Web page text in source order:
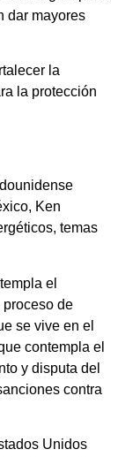
dar mayores
la
la protección
Ken
temas
el
de
se vive en el
contempla el
y disputa del
contra
Unidos